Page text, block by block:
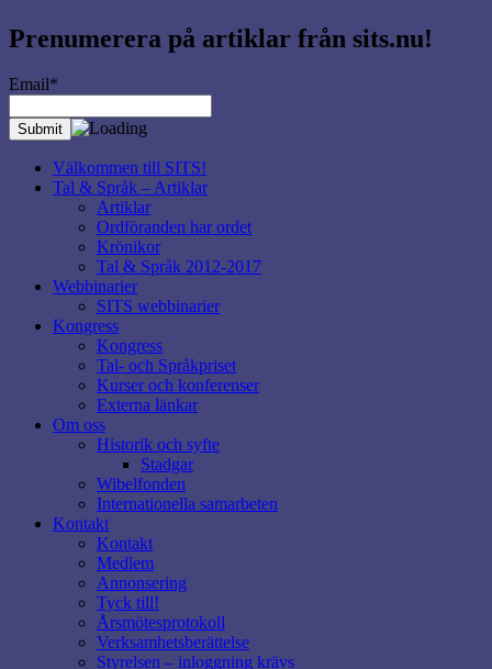
Prenumerera på artiklar från sits.nu!
Email*
Välkommen till SITS!
Tal & Språk – Artiklar
Artiklar
Ordföranden har ordet
Krönikor
Tal & Språk 2012-2017
Webbinarier
SITS webbinarier
Kongress
Kongress
Tal- och Språkpriset
Kurser och konferenser
Externa länkar
Om oss
Historik och syfte
Stadgar
Wibelfonden
Internationella samarbeten
Kontakt
Kontakt
Medlem
Annonsering
Tyck till!
Årsmötesprotokoll
Verksamhetsberättelse
Styrelsen – inloggning krävs